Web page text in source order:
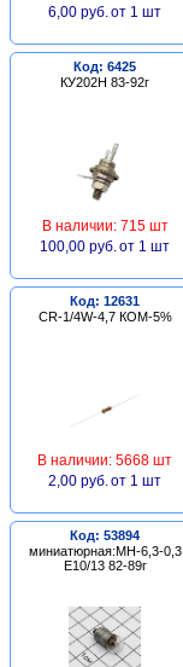
6,00 руб. от 1 шт
Код: 6425
КУ202Н 83-92г
В наличии: 715 шт
100,00 руб. от 1 шт
Код: 12631
CR-1/4W-4,7 КОМ-5%
В наличии: 5668 шт
2,00 руб. от 1 шт
Код: 53894
миниатюрная:МН-6,3-0,3
Е10/13 82-89г